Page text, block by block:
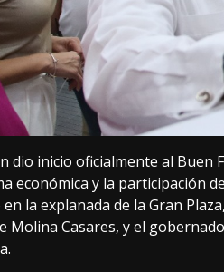
dio inicio oficialmente al Buen
económica y la participación
la explanada de la Gran
Molina Casares, y el